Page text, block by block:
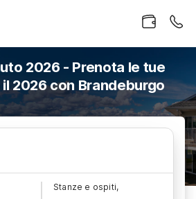
2026 - Prenota le tue
2026 con Brandeburgo
Stanze e ospiti,